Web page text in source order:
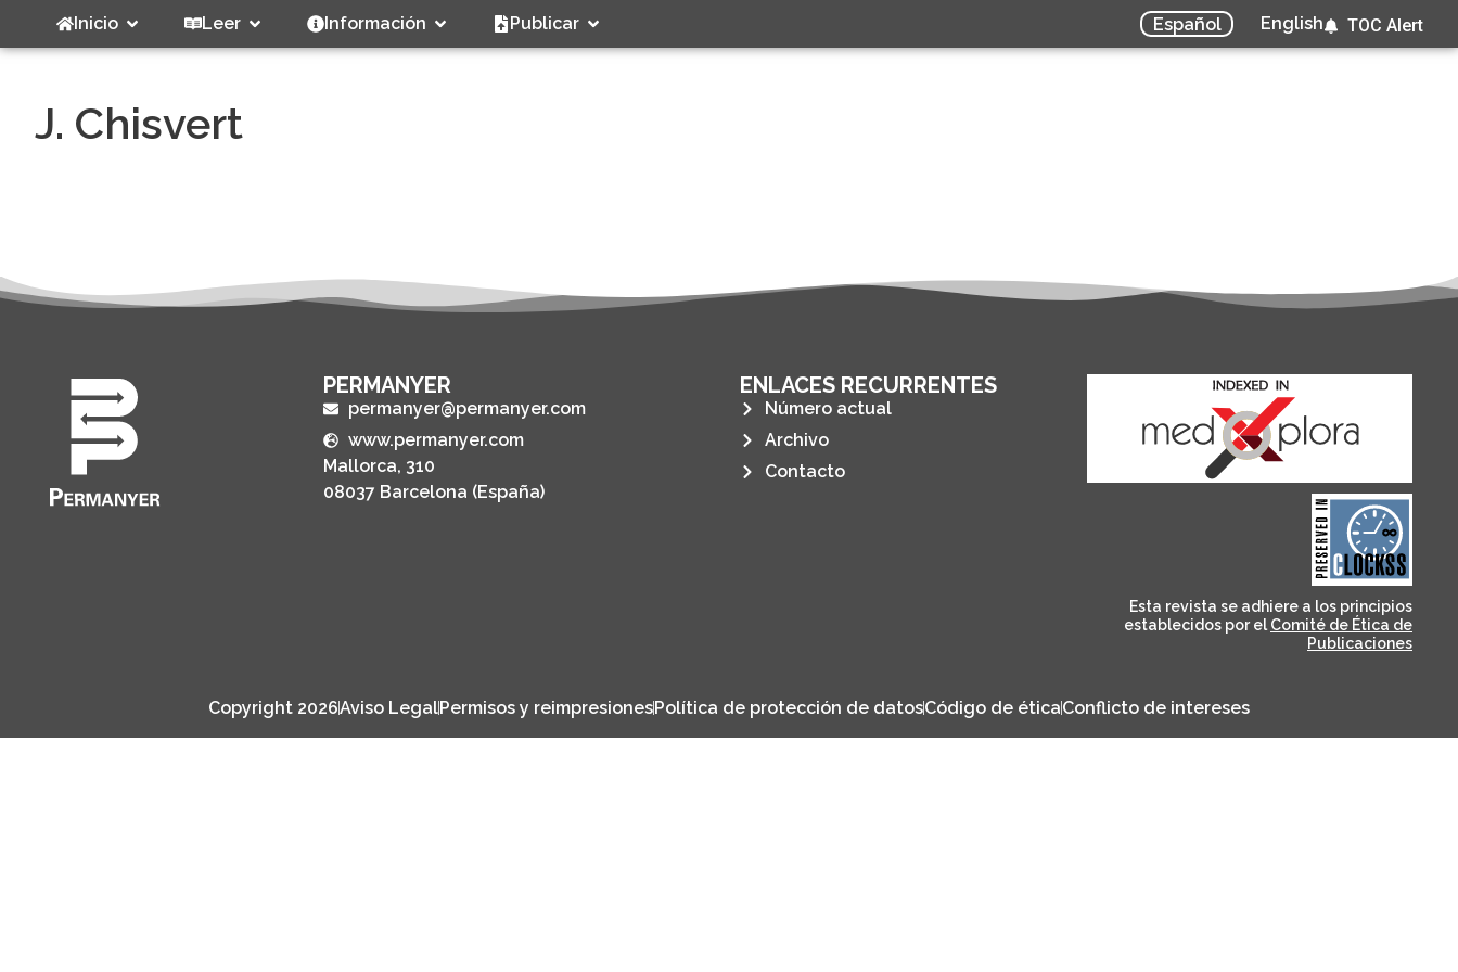
Inicio Leer Información Publicar Español English TOC Alert
J. Chisvert
PERMANYER
permanyer@permanyer.com
www.permanyer.com
Mallorca, 310
08037 Barcelona (España)
ENLACES RECURRENTES
Número actual
Archivo
Contacto
CLOCKSS is a dak archive
that ensures the long-
term survival of web-
based scholary
publications, governed by
and for its stakeholders.
Esta revista se adhiere a los principios
establecidos por el Comité de Ética de
Publicaciones
Copyright 2026Aviso LegalPermisos y reimpresionesPolítica de protección de datosCódigo de éticaConflicto de intereses